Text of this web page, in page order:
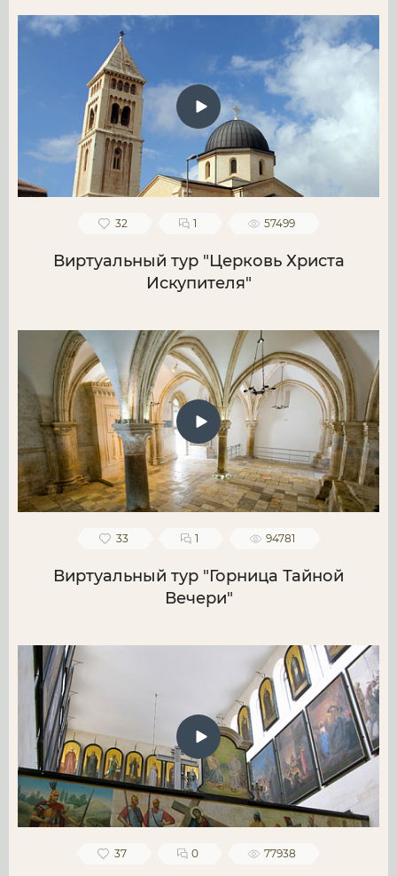
32 1 57499
Виртуальный тур "Церковь Христа
Искупителя"
33 1 94781
Виртуальный тур "Горница Тайной
Вечери"
37 0 77938